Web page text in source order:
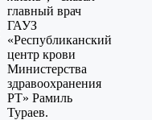
главный врач
ГАУЗ
«Республиканский
центр крови
Министерства
здравоохранения
РТ» Рамиль
Тураев.